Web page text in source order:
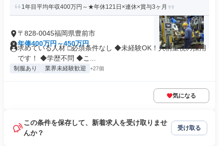
1年目平均年収400万円～★年休121日×連休×賞与3ヶ月
〒828-0045福岡県豊前市
年俸400万円～450万円
求めている人材 □必須条件なし ◆未経験OK！人柄重視の採用
です！ ◆学歴不問 ◆こ...
制服あり 業界未経験歓迎 +27個
気になる
この条件を保存して、新着求人を受け取りませ
んか？
受け取る